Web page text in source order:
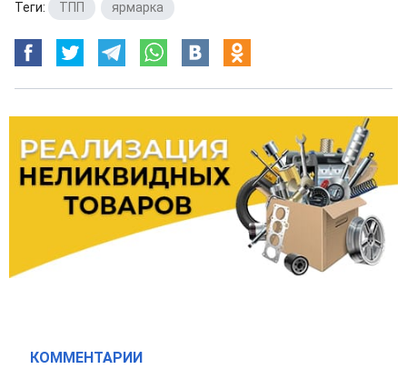
Теги: ТПП ярмарка
КОММЕНТАРИИ